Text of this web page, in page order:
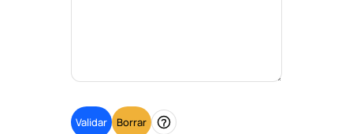
Validar Borrar Ayuda